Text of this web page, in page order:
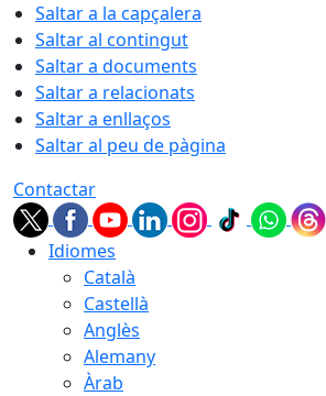
Saltar a la capçalera
Saltar al contingut
Saltar a documents
Saltar a relacionats
Saltar a enllaços
Saltar al peu de pàgina
Contactar
Idiomes
Català
Castellà
Anglès
Alemany
Àrab